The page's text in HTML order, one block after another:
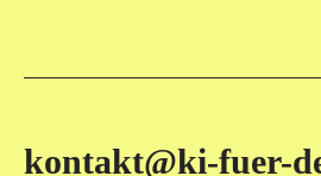
kontakt@ki-fuer-